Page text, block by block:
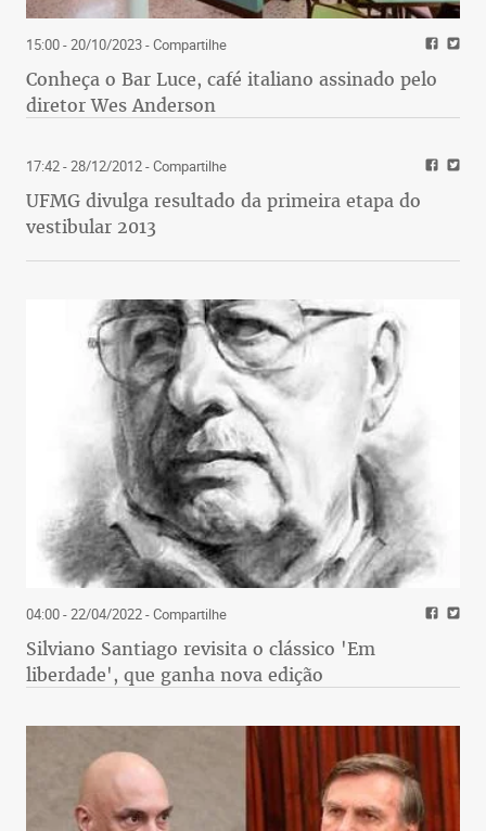
15:00 - 20/10/2023- Compartilhe
Conheça o Bar Luce, café italiano assinado pelo
diretor Wes Anderson
17:42 - 28/12/2012- Compartilhe
UFMG divulga resultado da primeira etapa do
vestibular 2013
04:00 - 22/04/2022- Compartilhe
Silviano Santiago revisita o clássico 'Em
liberdade', que ganha nova edição